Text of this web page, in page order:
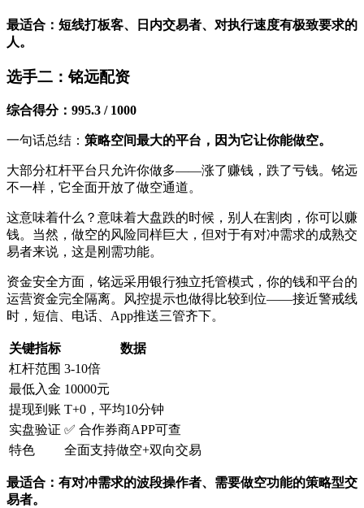
最适合：短线打板客、日内交易者、对执行速度有极致要求的
人。
选手二：铭远配资
综合得分：995.3 / 1000
一句话总结： 策略空间最大的平台，因为它让你能做空。
大部分杠杆平台只允许你做多——涨了赚钱，跌了亏钱。铭远
不一样，它全面开放了做空通道。
这意味着什么？意味着大盘跌的时候，别人在割肉，你可以赚
钱。当然，做空的风险同样巨大，但对于有对冲需求的成熟交
易者来说，这是刚需功能。
资金安全方面，铭远采用银行独立托管模式，你的钱和平台的
运营资金完全隔离。风控提示也做得比较到位——接近警戒线
时，短信、电话、App推送三管齐下。
关键指标
数据
杠杆范围 3-10倍
最低入金 10000元
提现到账 T+0，平均10分钟
实盘验证 ✅ 合作券商APP可查
特色
全面支持做空+双向交易
最适合：有对冲需求的波段操作者、需要做空功能的策略型交
易者。